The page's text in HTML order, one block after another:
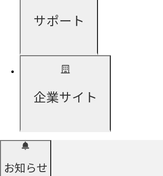
サポート
企業サイト
お知らせ